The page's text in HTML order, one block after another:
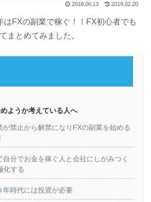
2018.06.13 2019.02.20
はFXの副業で稼ぐ！！FX初心者でも
まとめてみました。
ようか考えている人へ
が禁止から解禁になりFXの副業を始める
自分でお金を稼ぐ人と会社にしがみつく
化する
年時代には投資が必要